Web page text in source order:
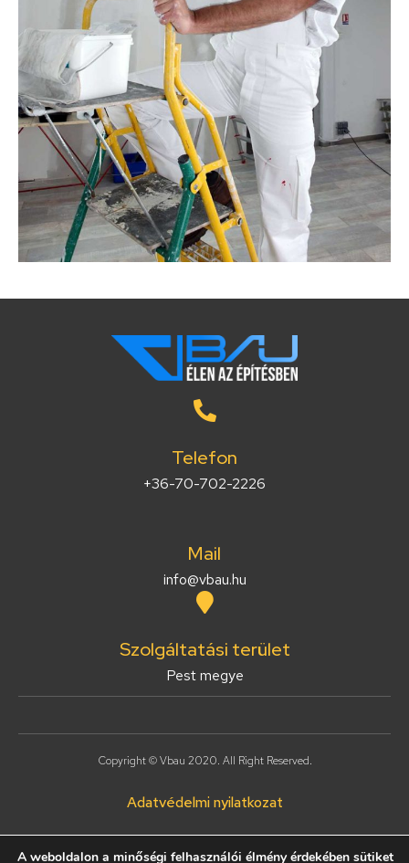
Telefon
+36-70-702-2226
Mail
info@vbau.hu
Szolgáltatási terület
Pest megye
Copyright © Vbau 2020. All Right Reserved.
Adatvédelmi nyilatkozat
A weboldalon a minőségi felhasználói élmény érdekében sütiket